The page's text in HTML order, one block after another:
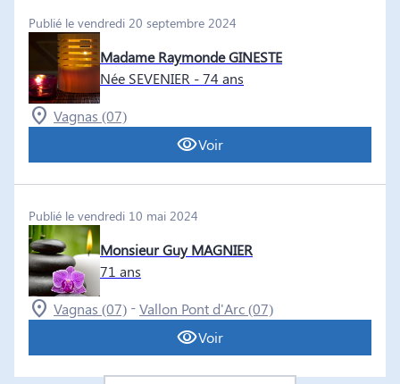
Publié le vendredi 20 septembre 2024
Madame Raymonde GINESTE
Née SEVENIER - 74 ans
Vagnas (07)
Voir
Publié le vendredi 10 mai 2024
Monsieur Guy MAGNIER
71 ans
Vagnas (07) -Vallon Pont d'Arc (07)
Voir